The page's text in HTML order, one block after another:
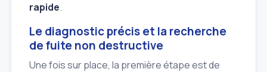
rapide.
Le diagnostic précis et la recherche
de fuite non destructive
Une fois sur place, la première étape est de